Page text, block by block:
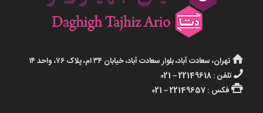
تهران، سعادت آباد، بلوار سعادت آباد، خیابان ۳۴ ام، پلاک ۷۶، واحد ۱۴
تلفن : 22149618 – 021
فکس : 22149657 – 021